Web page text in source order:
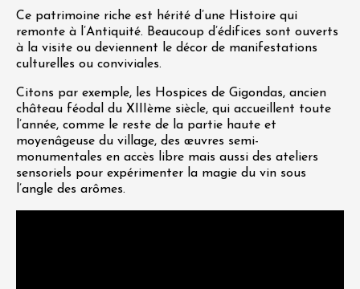
Ce patrimoine riche est hérité d’une Histoire qui
remonte à l’Antiquité. Beaucoup d’édifices sont ouverts
à la visite ou deviennent le décor de manifestations
culturelles ou conviviales.
Citons par exemple, les Hospices de Gigondas, ancien
château féodal du XIIIème siècle, qui accueillent toute
l’année, comme le reste de la partie haute et
moyenâgeuse du village, des œuvres semi-
monumentales en accès libre mais aussi des ateliers
sensoriels pour expérimenter la magie du vin sous
l’angle des arômes.